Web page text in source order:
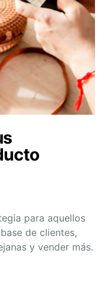
para aquellos
de clientes,
y vender más.